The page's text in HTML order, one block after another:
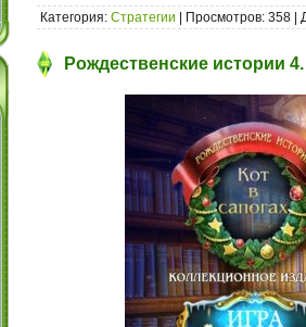
Категория: Стратегии | Просмотров: 358 |
Рождественские истории